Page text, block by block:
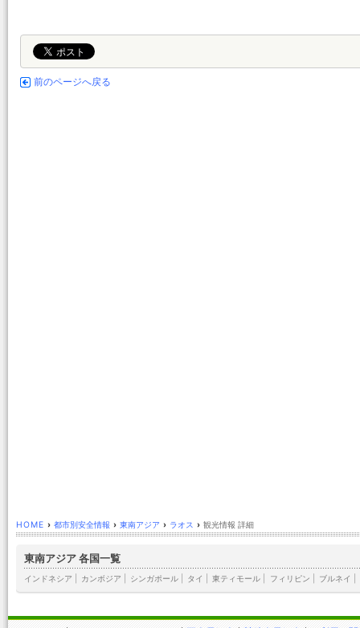
前のページへ戻る
HOME › 都市別安全情報 › 東南アジア › ラオス › 観光情報 詳細
東南アジア 各国一覧
インドネシア カンボジア シンガポール タイ 東ティモール フィリピン ブルネイ